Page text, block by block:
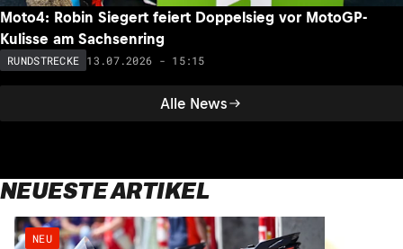
Alle News
Moto4: Robin Siegert feiert Doppelsieg vor MotoGP-
Kulisse am Sachsenring
RUNDSTRECKE 13.07.2026 - 15:15
NEUESTE ARTIKEL
NEU